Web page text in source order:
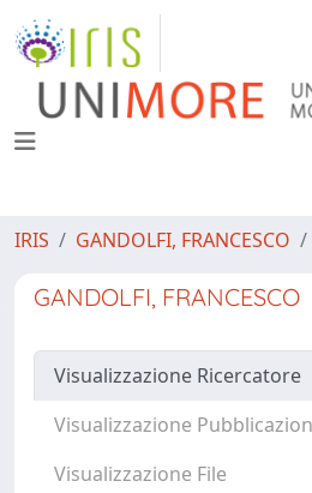
IRIS GANDOLFI, FRANCESCO
GANDOLFI, FRANCESCO
Visualizzazione Ricercatore
Visualizzazione
Visualizzazione File